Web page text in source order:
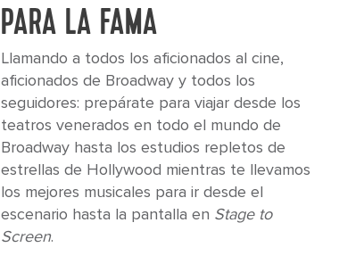
PARA LA FAMA
Llamando a todos los aficionados al cine,
aficionados de Broadway y todos los
seguidores: prepárate para viajar desde los
teatros venerados en todo el mundo de
Broadway hasta los estudios repletos de
estrellas de Hollywood mientras te llevamos
los mejores musicales para ir desde el
escenario hasta la pantalla en Stage to
Screen.